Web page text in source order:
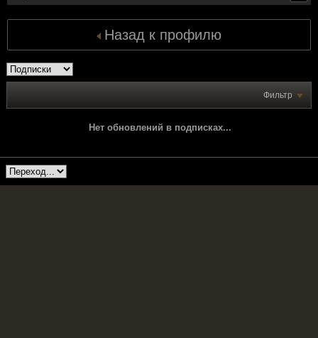
Назад к профилю
Фильтр
Нет обновлений в подписках...